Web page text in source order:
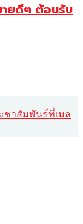
ายดีๆ ต้อนรับ
ะชาสัมพันธ์ที่เมล